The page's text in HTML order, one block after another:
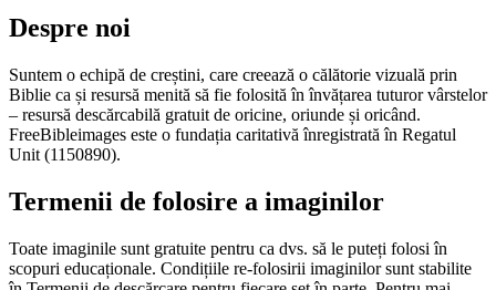
Despre noi
Suntem o echipă de creștini, care creează o călătorie vizuală prin
Biblie ca și resursă menită să fie folosită în învățarea tuturor vârstelor
– resursă descărcabilă gratuit de oricine, oriunde și oricând.
FreeBibleimages este o fundația caritativă înregistrată în Regatul
Unit (1150890).
Termenii de folosire a imaginilor
Toate imaginile sunt gratuite pentru ca dvs. să le puteți folosi în
scopuri educaționale. Condițiile re-folosirii imaginilor sunt stabilite